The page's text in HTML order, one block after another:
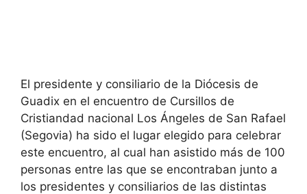
El presidente y consiliario de la Diócesis de
Guadix en el encuentro de Cursillos de
Cristiandad nacional Los Ángeles de San Rafael
(Segovia) ha sido el lugar elegido para celebrar
este encuentro, al cual han asistido más de 100
personas entre las que se encontraban junto a
los presidentes y consiliarios de las distintas